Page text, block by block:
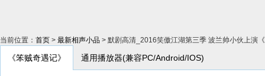
当前位置： 首页 > 最新相声小品 > 默剧高清_2016笑傲江湖第三季 波兰帅小伙上演
《笨贼奇遇记》 通用播放器(兼容PC/Android/IOS)